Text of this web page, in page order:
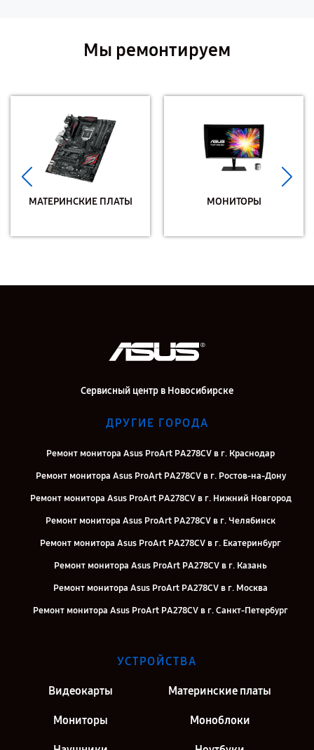
Мы ремонтируем
МАТЕРИНСКИЕ ПЛАТЫ МОНИТОРЫ
Сервисный центр в Новосибирске
ДРУГИЕ ГОРОДА
Ремонт монитора Asus ProArt PA278CV в г. Краснодар
Ремонт монитора Asus ProArt PA278CV в г. Ростов-на-Дону
Ремонт монитора Asus ProArt PA278CV в г. Нижний Новгород
Ремонт монитора Asus ProArt PA278CV в г. Челябинск
Ремонт монитора Asus ProArt PA278CV в г. Екатеринбург
Ремонт монитора Asus ProArt PA278CV в г. Казань
Ремонт монитора Asus ProArt PA278CV в г. Москва
Ремонт монитора Asus ProArt PA278CV в г. Санкт-Петербург
УСТРОЙСТВА
Видеокарты Материнские платы
Мониторы Моноблоки